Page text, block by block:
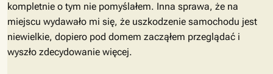
kompletnie o tym nie pomyślałem. Inna sprawa, że na
miejscu wydawało mi się, że uszkodzenie samochodu jest
niewielkie, dopiero pod domem zacząłem przeglądać i
wyszło zdecydowanie więcej.